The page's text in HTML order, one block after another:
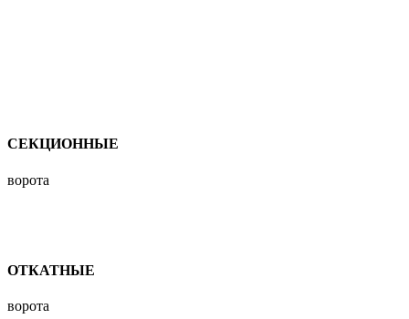
СЕКЦИОННЫЕ
ворота
ОТКАТНЫЕ
ворота